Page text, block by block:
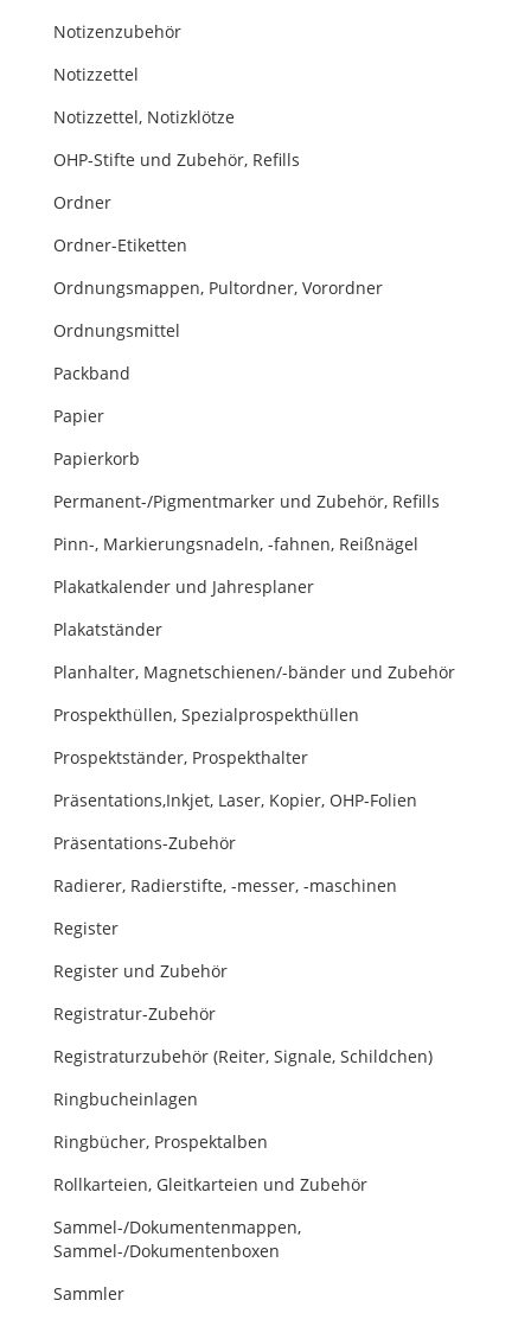
Notizenzubehör
Notizzettel
Notizzettel, Notizklötze
OHP-Stifte und Zubehör, Refills
Ordner
Ordner-Etiketten
Ordnungsmappen, Pultordner, Vorordner
Ordnungsmittel
Packband
Papier
Papierkorb
Permanent-/Pigmentmarker und Zubehör, Refills
Pinn-, Markierungsnadeln, -fahnen, Reißnägel
Plakatkalender und Jahresplaner
Plakatständer
Planhalter, Magnetschienen/-bänder und Zubehör
Prospekthüllen, Spezialprospekthüllen
Prospektständer, Prospekthalter
Präsentations,Inkjet, Laser, Kopier, OHP-Folien
Präsentations-Zubehör
Radierer, Radierstifte, -messer, -maschinen
Register
Register und Zubehör
Registratur-Zubehör
Registraturzubehör (Reiter, Signale, Schildchen)
Ringbucheinlagen
Ringbücher, Prospektalben
Rollkarteien, Gleitkarteien und Zubehör
Sammel-/Dokumentenmappen,
Sammel-/Dokumentenboxen
Sammler